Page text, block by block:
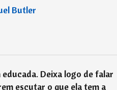
Butler
Deixa logo de falar
escutar o que ela tem a